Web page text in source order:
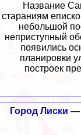
Название
стараниям
небольшой
неприступный
появились
планировки
построек
Город Лиски